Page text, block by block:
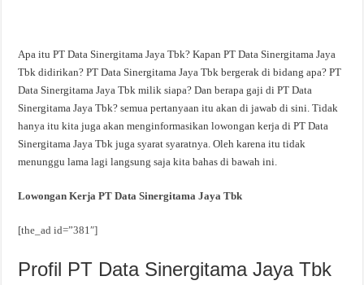
Apa itu PT Data Sinergitama Jaya Tbk? Kapan PT Data Sinergitama Jaya
Tbk didirikan? PT Data Sinergitama Jaya Tbk bergerak di bidang apa? PT
Data Sinergitama Jaya Tbk milik siapa? Dan berapa gaji di PT Data
Sinergitama Jaya Tbk? semua pertanyaan itu akan di jawab di sini. Tidak
hanya itu kita juga akan menginformasikan lowongan kerja di PT Data
Sinergitama Jaya Tbk juga syarat syaratnya. Oleh karena itu tidak
menunggu lama lagi langsung saja kita bahas di bawah ini.
Lowongan Kerja PT Data Sinergitama Jaya Tbk
[the_ad id=”381″]
Profil PT Data Sinergitama Jaya Tbk